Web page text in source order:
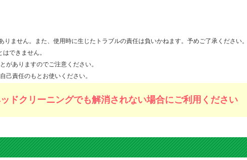
ません。また、使用時に生じたトラブルの責任は負いかねます。予めご了承ください
できません。
がありますのでご注意ください。
己責任のもとお使いください。
ドクリーニングでも解消されない場合にご利用ください